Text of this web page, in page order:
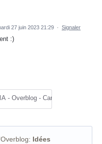
27 juin 2023 21:29 · Signaler
:)
: Idées